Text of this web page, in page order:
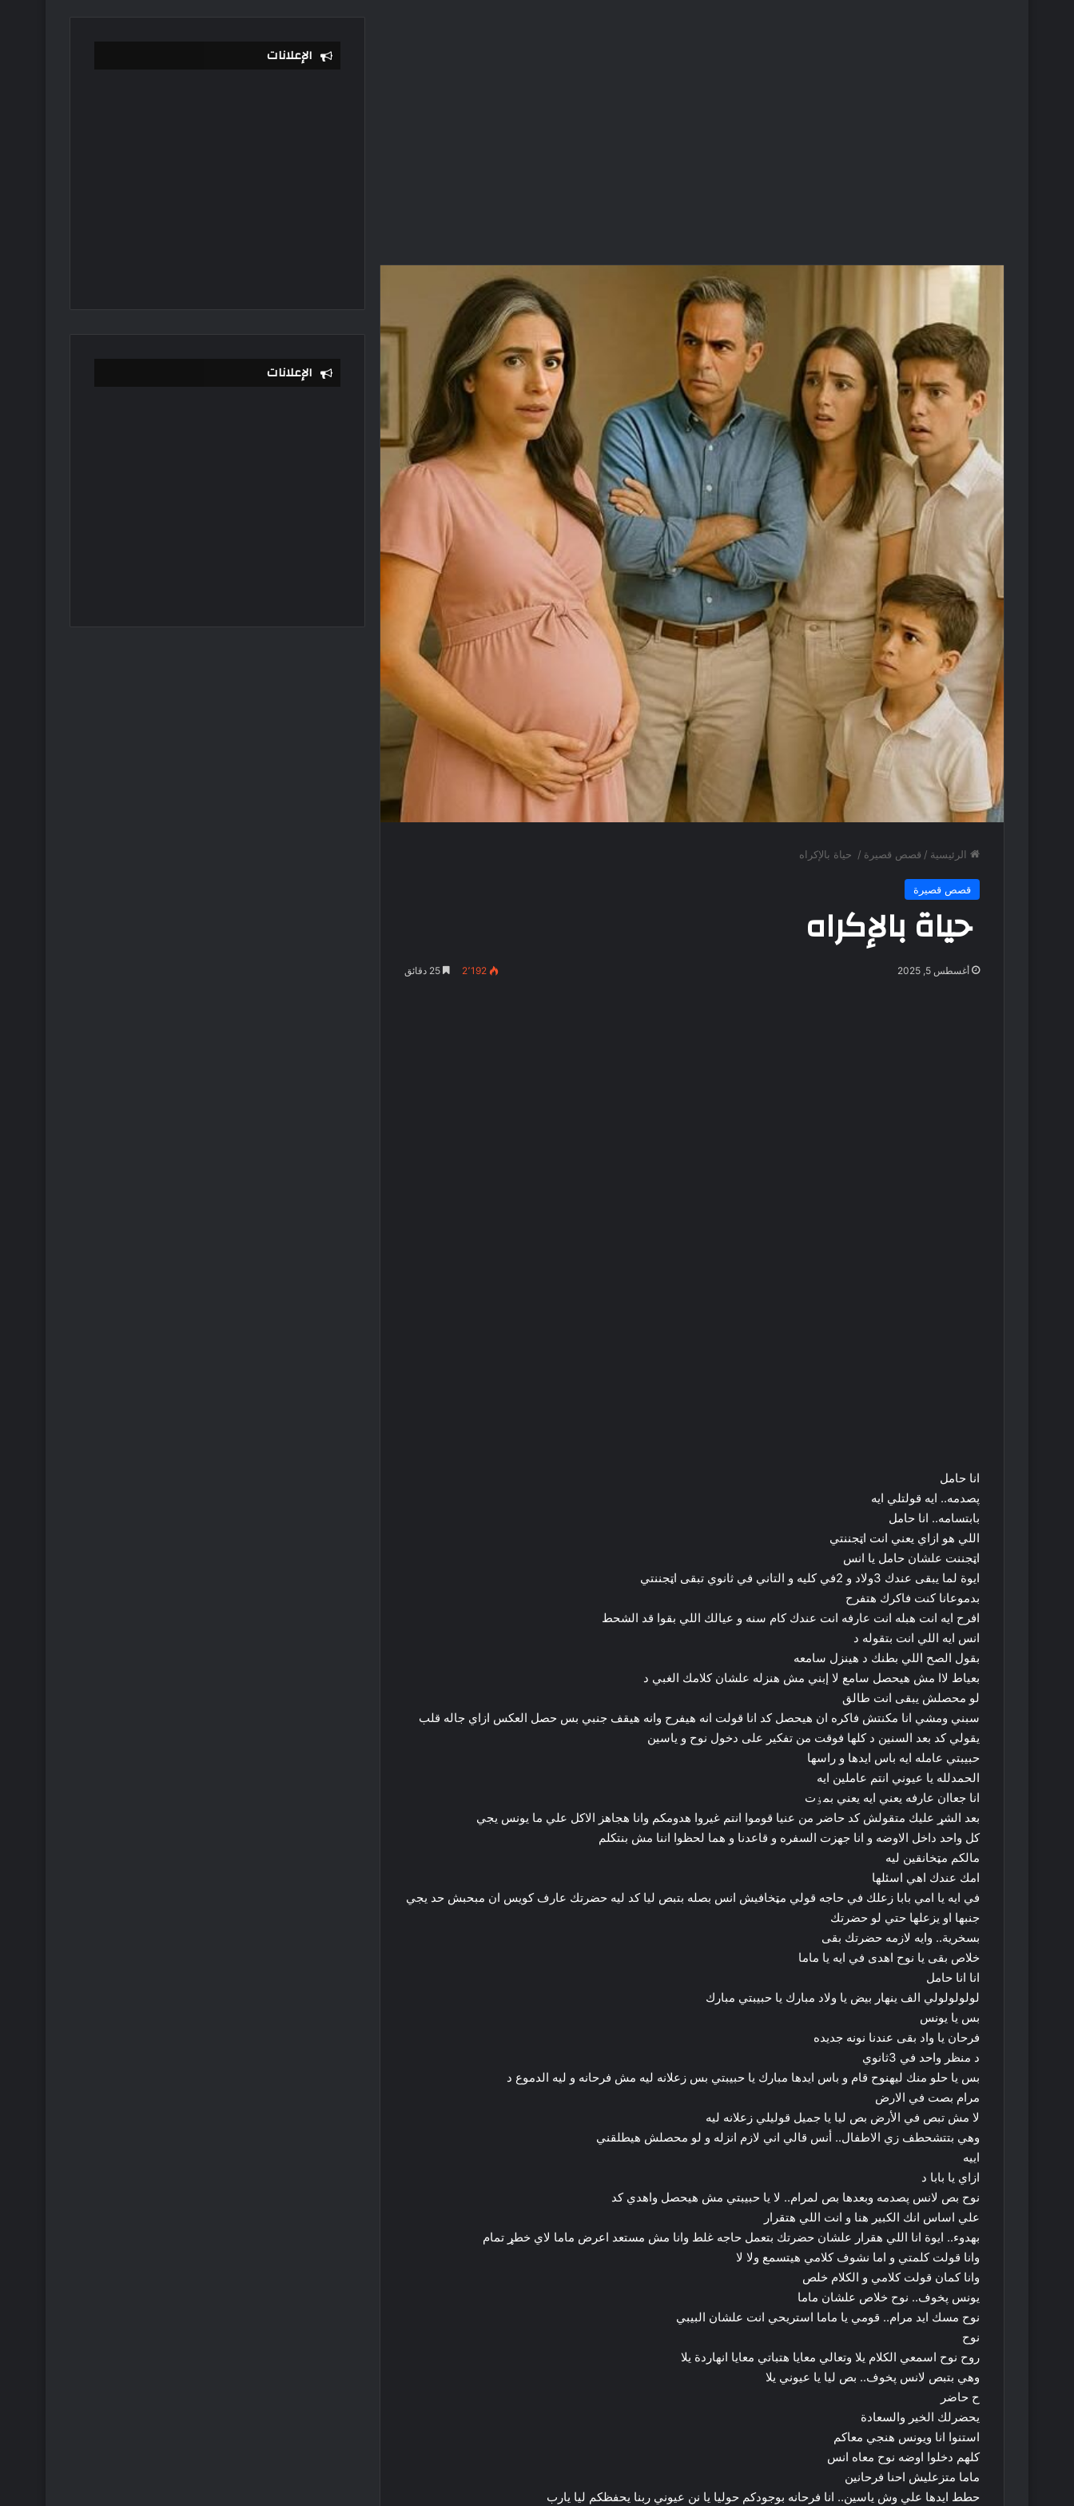
الرئيسية / قصص قصيرة / حياة بالإكراه
قصص قصيرة
حياة بالإكراه
أغسطس 5, 2025 2٬192
انا حامل
پصدمه.. ايه قولتلي ايه
بابتسامه.. انا حامل
اللي هو ازاي يعني انت اټجننتي
اټجننت علشان حامل يا انس
ايوة لما يبقى عندك 3ولاد و 2في كليه و التاني في ثانوي تبقى اټجننتي
بدموعانا كنت فاكرك هتفرح
افرح ايه انت هبله انت عارفه انت عندك كام سنه و عيالك اللي بقوا قد الشحط
انس ايه اللي انت بتقوله د
بقول الصح اللي بطنك د هينزل سامعه
بعياط لاا مش هيحصل سامع لا إبني مش هنزله علشان كلامك الغبي د
لو محصلش يبقى انت طالق
سبني ومشي انا مكنتش فاكره ان هيحصل كد انا قولت انه هيفرح وانه هيقف جنبي بس حصل العكس ازاي جاله قلب
يقولي كد بعد السنين د كلها فوقت من تفكير على دخول نوح و ياسين
حبيبتي عامله ايه باس ايدها و راسها
الحمدلله يا عيوني انتم عاملين ايه
انا جعاان عارفه يعني ايه يعني بمۏت
بعد الشړ عليك متقولش كد حاضر من عنيا قوموا انتم غيروا هدومكم وانا هجاهز الاكل علي ما يونس يجي
كل واحد داخل الاوضه و انا جهزت السفره و قاعدنا و هما لحظوا اننا مش بنتكلم
مالكم مټخانقين ليه
امك عندك اهي اسئلها
في ايه يا امي بابا زعلك في حاجه قولي مټخافيش انس بصله بتبص ليا كد ليه حضرتك عارف كويس ان مبحبش حد يجي
جنبها او يزعلها حتي لو حضرتك
بسخرية.. وايه لازمه حضرتك بقى
خلاص بقى يا نوح اهدى في ايه يا ماما
انا انا حامل
لولولولولي الف ينهار بيض يا ولاد مبارك يا حبيبتي مبارك
بس يا يونس
فرحان يا واد بقى عندنا نونه جديده
د منظر واحد في 3ثانوي
بس يا حلو منك ليهنوح قام و باس ايدها مبارك يا حبيبتي بس زعلانه ليه مش فرحانه و ليه الدموع د
مرام بصت في الارض
لا مش تبص في الأرض بص ليا يا جميل قوليلي زعلانه ليه
وهي بتتشحطف زي الاطفال.. أنس قالي اني لازم انزله و لو محصلش هيطلقني
اييه
ازاي يا بابا د
نوح بص لانس پصدمه وبعدها بص لمرام.. لا يا حبيبتي مش هيحصل واهدي كد
علي اساس انك الكبير هنا و انت اللي هتقرار
بهدوء.. ايوة انا اللي هقرار علشان حضرتك بتعمل حاجه غلط وانا مش مستعد اعرض ماما لاي خطړ تمام
وانا قولت كلمتي و اما نشوف كلامي هيتسمع ولا لا
وانا كمان قولت كلامي و الكلام خلص
يونس پخوف.. نوح خلاص علشان ماما
نوح مسك ايد مرام.. قومي يا ماما استريحي انت علشان البيبي
نوح
روح نوح اسمعي الكلام يلا وتعالي معايا هتباتي معايا انهاردة يلا
وهي بتبص لانس پخوف.. بص ليا يا عيوني يلا
ح حاضر
يحضرلك الخير والسعادة
استنوا انا ويونس هنجي معاكم
كلهم دخلوا اوضه نوح معاه انس
ماما متزعليش احنا فرحانين
حطط ايدها علي وش ياسين.. انا فرحانه بوجودكم حوليا يا نن عيوني ربنا يحفظكم ليا يارب
الإعلانات
الإعلانات